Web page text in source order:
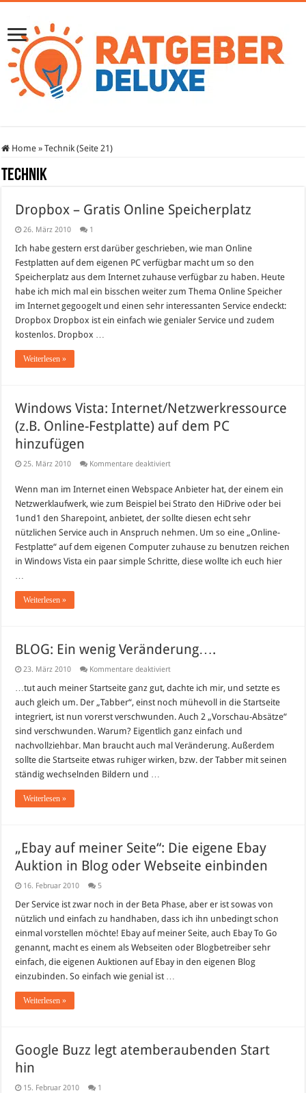
Home » Technik (Seite 21)
Technik
Dropbox – Gratis Online Speicherplatz
26. März 2010 1
Ich habe gestern erst darüber geschrieben, wie man Online
Festplatten auf dem eigenen PC verfügbar macht um so den
Speicherplatz aus dem Internet zuhause verfügbar zu haben. Heute
habe ich mich mal ein bisschen weiter zum Thema Online Speicher
im Internet gegoogelt und einen sehr interessanten Service endeckt:
Dropbox Dropbox ist ein einfach wie genialer Service und zudem
kostenlos. Dropbox …
Weiterlesen »
Windows Vista: Internet/Netzwerkressource
(z.B. Online-Festplatte) auf dem PC
hinzufügen
25. März 2010 Kommentare deaktiviertfür
Internet/Netzwerkressource
(z.B.
Online-
Festplatte)
dem
PC
hinzufügen
Wenn man im Internet einen Webspace Anbieter hat, der einem ein
Netzwerklaufwerk, wie zum Beispiel bei Strato den HiDrive oder bei
1und1 den Sharepoint, anbietet, der sollte diesen echt sehr
nützlichen Service auch in Anspruch nehmen. Um so eine „Online-
Festplatte“ auf dem eigenen Computer zuhause zu benutzen reichen
in Windows Vista ein paar simple Schritte, diese wollte ich euch hier
…
Weiterlesen »
BLOG: Ein wenig Veränderung….
23. März 2010 Kommentare deaktiviertfür
Ein
Veränderung….
…tut auch meiner Startseite ganz gut, dachte ich mir, und setzte es
auch gleich um. Der „Tabber“, einst noch mühevoll in die Startseite
integriert, ist nun vorerst verschwunden. Auch 2 „Vorschau-Absätze“
sind verschwunden. Warum? Eigentlich ganz einfach und
nachvollziehbar. Man braucht auch mal Veränderung. Außerdem
sollte die Startseite etwas ruhiger wirken, bzw. der Tabber mit seinen
ständig wechselnden Bildern und …
Weiterlesen »
„Ebay auf meiner Seite“: Die eigene Ebay
Auktion in Blog oder Webseite einbinden
16. Februar 2010 5
Der Service ist zwar noch in der Beta Phase, aber er ist sowas von
nützlich und einfach zu handhaben, dass ich ihn unbedingt schon
einmal vorstellen möchte! Ebay auf meiner Seite, auch Ebay To Go
genannt, macht es einem als Webseiten oder Blogbetreiber sehr
einfach, die eigenen Auktionen auf Ebay in den eigenen Blog
einzubinden. So einfach wie genial ist …
Weiterlesen »
Google Buzz legt atemberaubenden Start
hin
15. Februar 2010 1